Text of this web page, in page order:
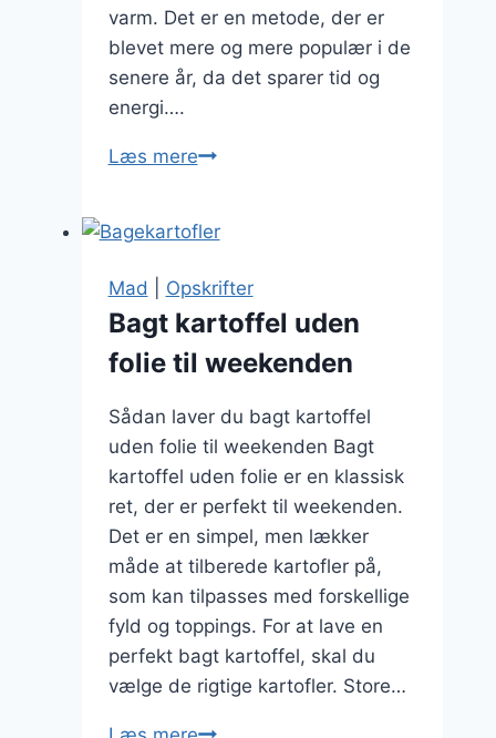
varm. Det er en metode, der er
blevet mere og mere populær i de
senere år, da det sparer tid og
energi….
Læs mereBagekartofler
Mad Opskrifter
Bagt kartoffel uden
folie til weekenden
Sådan laver du bagt kartoffel
uden folie til weekenden Bagt
kartoffel uden folie er en klassisk
ret, der er perfekt til weekenden.
Det er en simpel, men lækker
måde at tilberede kartofler på,
som kan tilpasses med forskellige
fyld og toppings. For at lave en
perfekt bagt kartoffel, skal du
vælge de rigtige kartofler. Store…
Bagt